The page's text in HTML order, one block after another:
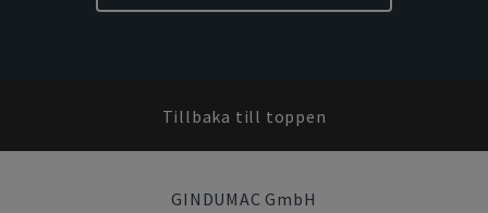
Tillbaka till toppen
GINDUMAC GmbH